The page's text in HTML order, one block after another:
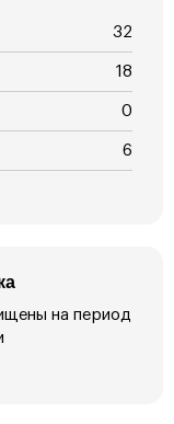
32
18
0
6
на период